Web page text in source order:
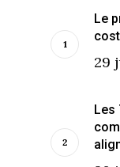
Le
29
Les